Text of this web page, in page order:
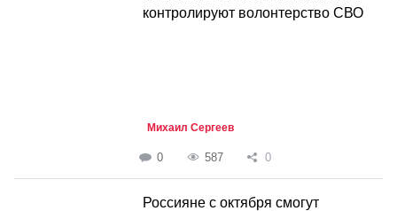
контролируют волонтерство СВО
Михаил Сергеев
0 587 0
Россияне с октября смогут